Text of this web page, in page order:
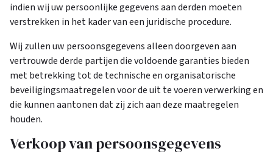
indien wij uw persoonlijke gegevens aan derden moeten
verstrekken in het kader van een juridische procedure.
Wij zullen uw persoonsgegevens alleen doorgeven aan
vertrouwde derde partijen die voldoende garanties bieden
met betrekking tot de technische en organisatorische
beveiligingsmaatregelen voor de uit te voeren verwerking en
die kunnen aantonen dat zij zich aan deze maatregelen
houden.
Verkoop van persoonsgegevens